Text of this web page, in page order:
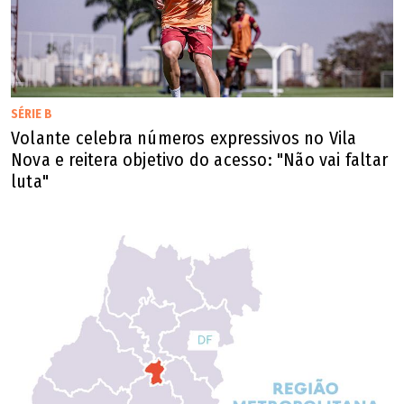
Entulho de demolição do prédio antigo da Celg segue sem ser removido
(Diomício Gomes / O Popular)
Uma moradora das imediações disse ao
ali todos ficam muito preocupados porque, com a chegada
SÉRIE B
Volante celebra números expressivos no Vila
Nova e reitera objetivo do acesso: "Não vai faltar
luta"